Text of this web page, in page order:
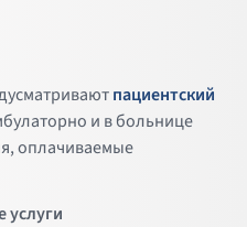
пациентский
и в больнице
оплачиваемые
услуги